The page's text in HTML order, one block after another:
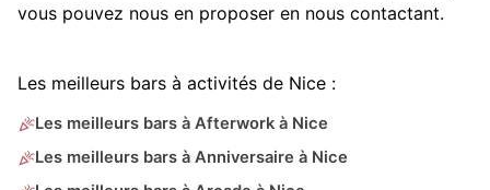
vous pouvez nous en proposer en nous contactant.
Les meilleurs bars à activités de Nice :
Les meilleurs bars à Afterwork à Nice
Les meilleurs bars à Anniversaire à Nice